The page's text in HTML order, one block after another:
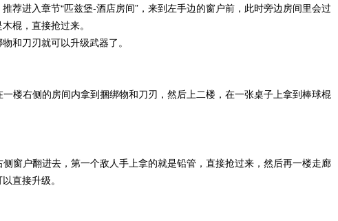
荐进入章节“匹兹堡-酒店房间”，来到左手边的窗户前，此时旁边房间里会过
棍，直接抢过来。
和刀刃就可以升级武器了。
楼右侧的房间内拿到捆绑物和刀刃，然后上二楼，在一张桌子上拿到棒球棍
窗户翻进去，第一个敌人手上拿的就是铅管，直接抢过来，然后再一楼走廊
直接升级。